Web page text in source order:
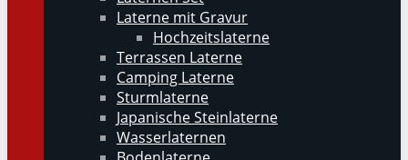
Laterne mit Gravur
Hochzeitslaterne
Terrassen Laterne
Camping Laterne
Sturmlaterne
Japanische Steinlaterne
Wasserlaternen